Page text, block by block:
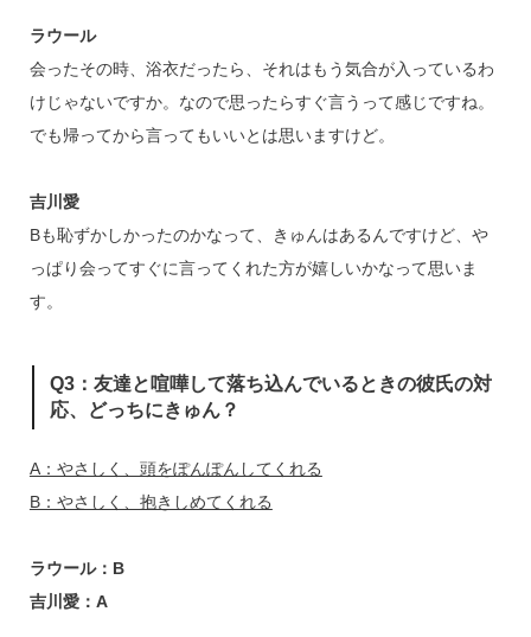
ラウール
会ったその時、浴衣だったら、それはもう気合が入っているわ
けじゃないですか。なので思ったらすぐ言うって感じですね。
でも帰ってから言ってもいいとは思いますけど。
吉川愛
Bも恥ずかしかったのかなって、きゅんはあるんですけど、や
っぱり会ってすぐに言ってくれた方が嬉しいかなって思いま
す。
Q3：友達と喧嘩して落ち込んでいるときの彼氏の対
応、どっちにきゅん？
A：やさしく、頭をぽんぽんしてくれる
B：やさしく、抱きしめてくれる
ラウール：B
吉川愛：A